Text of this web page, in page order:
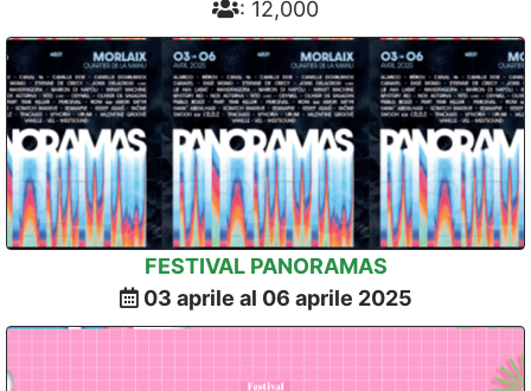
: 12,000
FESTIVAL PANORAMAS
03 aprile al 06 aprile 2025